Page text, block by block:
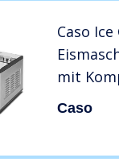
Caso
mit
bis zu 2
Caso